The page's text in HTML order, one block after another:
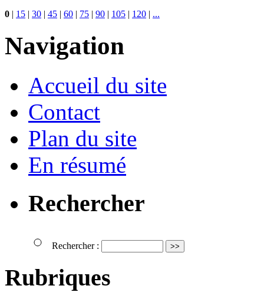
0 | 15 | 30 | 45 | 60 | 75 | 90 | 105 | 120 | ...
Navigation
Accueil du site
Contact
Plan du site
En résumé
Rechercher
Rechercher :
Rubriques